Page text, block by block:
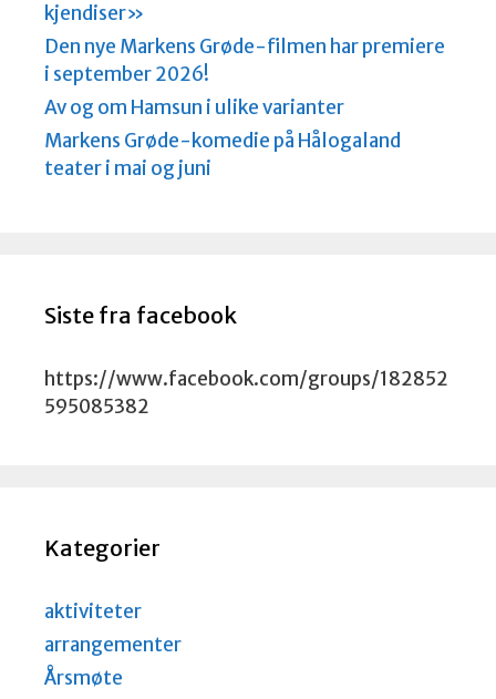
kjendiser»
Den nye Markens Grøde-filmen har premiere
i september 2026!
Av og om Hamsun i ulike varianter
Markens Grøde-komedie på Hålogaland
teater i mai og juni
Siste fra facebook
https://www.facebook.com/groups/182852
595085382
Kategorier
aktiviteter
arrangementer
Årsmøte